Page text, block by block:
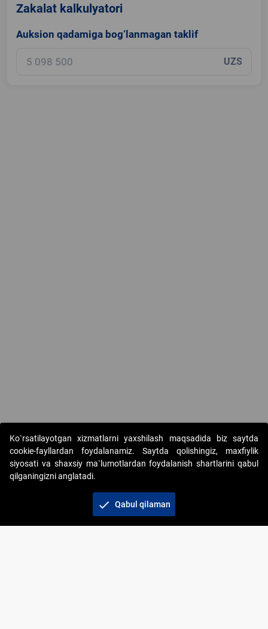
Zakalat kalkulyatori
Auksion qadamiga bog‘lanmagan taklif
UZS
Copyright © 2017-2026. "Elektron onlayn-auksionlarni
tashkil etish" AJ. Barcha huquqlar himoyalangan
Ko`rsatilayotgan xizmatlarni yaxshilash maqsadida biz saytda
cookie-fayllardan foydalanamiz. Saytda qolishingiz, maxfiylik
siyosati va shaxsiy ma`lumotlardan foydalanish shartlarini qabul
qilganingizni anglatadi.
check Qabul qilaman